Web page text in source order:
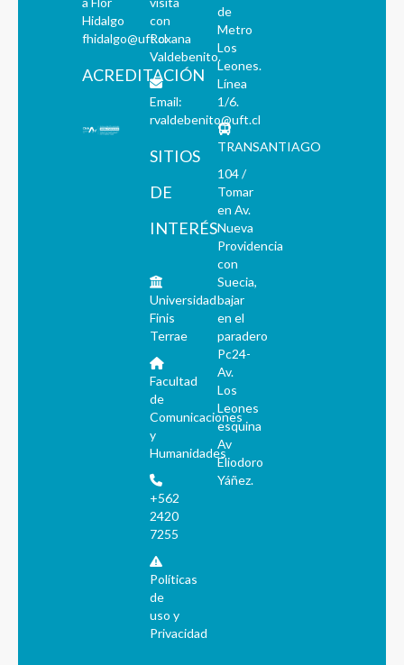
Hidalgo
fhidalgo@uft.cl
ACREDITACIÓN
con
Roxana
Valdebenito.
Email:
rvaldebenito@uft.cl
SITIOS
DE
INTERÉS
Universidad
Finis
Terrae
Facultad
de
Comunicaciones
y
Humanidades
+562
2420
7255
Políticas
de
uso y
Privacidad
de
Metro
Los
Leones.
Línea
1/6.
TRANSANTIAGO
104 /
Tomar
en Av.
Nueva
Providencia
con
Suecia,
bajar
en el
paradero
Pc24-
Av.
Los
Leones
esquina
Av
Eliodoro
Yáñez.